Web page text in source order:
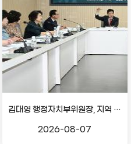
김대영 행정자치부위원장, 지역 현안 의견 청취 간담회
2026-08-07